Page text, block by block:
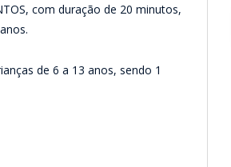
com duração de 20 minutos,
de 6 a 13 anos, sendo 1